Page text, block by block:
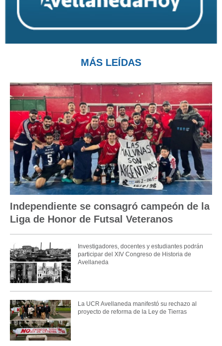
MÁS LEÍDAS
Independiente se consagró campeón de la
Liga de Honor de Futsal Veteranos
Investigadores, docentes y estudiantes podrán
participar del XIV Congreso de Historia de
Avellaneda
La UCR Avellaneda manifestó su rechazo al
proyecto de reforma de la Ley de Tierras